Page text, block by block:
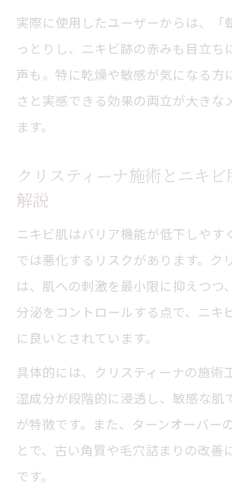
実際に使用したユーザーからは、「
っとりし、ニキビ跡の赤みも目立ち
声も。特に乾燥や敏感が気になる方
さと実感できる効果の両立が大きな
ます。
クリスティーナ施術とニキ
解説
ニキビ肌はバリア機能が低下しやす
では悪化するリスクがあります。ク
は、肌への刺激を最小限に抑えつつ
分泌をコントロールする点で、ニキ
に良いとされています。
具体的には、クリスティーナの施術
湿成分が段階的に浸透し、敏感な肌
が特徴です。また、ターンオーバー
とで、古い角質や毛穴詰まりの改善
です。